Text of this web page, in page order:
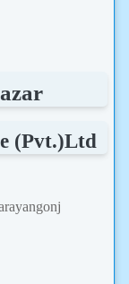
(Pvt.)Ltd